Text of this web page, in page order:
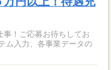
！ご応募お待ちしてお
ム入力、各事業データの